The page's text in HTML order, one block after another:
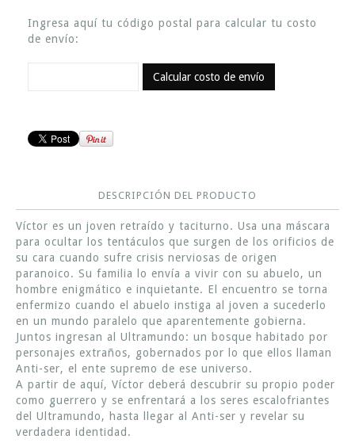
Ingresa aquí tu código postal para calcular tu costo
de envío:
Calcular costo de envío
DESCRIPCIÓN DEL PRODUCTO
Víctor es un joven retraído y taciturno. Usa una máscara
para ocultar los tentáculos que surgen de los orificios de
su cara cuando sufre crisis nerviosas de origen
paranoico. Su familia lo envía a vivir con su abuelo, un
hombre enigmático e inquietante. El encuentro se torna
enfermizo cuando el abuelo instiga al joven a sucederlo
en un mundo paralelo que aparentemente gobierna.
Juntos ingresan al Ultramundo: un bosque habitado por
personajes extraños, gobernados por lo que ellos llaman
Anti-ser, el ente supremo de ese universo.
A partir de aquí, Víctor deberá descubrir su propio poder
como guerrero y se enfrentará a los seres escalofriantes
del Ultramundo, hasta llegar al Anti-ser y revelar su
verdadera identidad.